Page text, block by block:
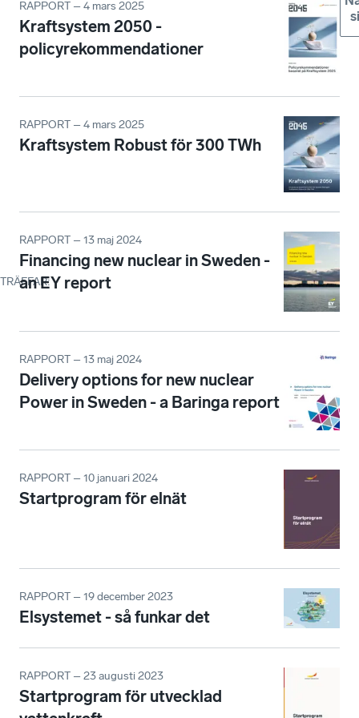
TRÄFFAR:
RAPPORT – 4 mars 2025
Kraftsystem 2050 -
policyrekommendationer
RAPPORT – 4 mars 2025
Kraftsystem Robust för 300 TWh
RAPPORT – 13 maj 2024
Financing new nuclear in Sweden -
an EY report
RAPPORT – 13 maj 2024
Delivery options for new nuclear
Power in Sweden - a Baringa report
RAPPORT – 10 januari 2024
Startprogram för elnät
RAPPORT – 19 december 2023
Elsystemet - så funkar det
RAPPORT – 23 augusti 2023
Startprogram för utvecklad